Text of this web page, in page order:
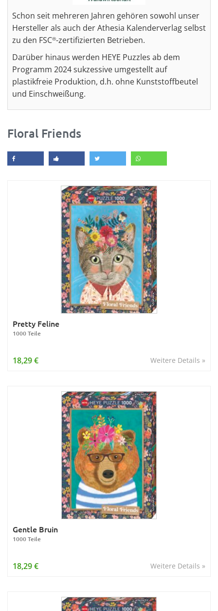
Schon seit mehreren Jahren gehören sowohl unser
Hersteller als auch der Athesia Kalenderverlag selbst
zu den FSC®-zertifizierten Betrieben.
Darüber hinaus werden HEYE Puzzles ab dem
Programm 2024 sukzessive umgestellt auf
plastikfreie Produktion, d.h. ohne Kunststoffbeutel
und Einschweißung.
Floral Friends
Pretty Feline
1000 Teile
Weitere Details »
18,29 €
Gentle Bruin
1000 Teile
Weitere Details »
18,29 €